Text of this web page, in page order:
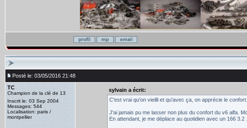
Posté le: 03/05/2016 21:48
TC
Champion de la clé de 13
Inscrit le: 03 Sep 2004
Messages: 544
Localisation: paris /
montpellier
sylvain a écrit:
C'est vrai qu'on vieilli et qu'avec ça, on apprécie le confort.
J'ai jamais pu me lasser non plus du confort du v6 alfa.
En attendant, je me déplace au quotidien avec un 166